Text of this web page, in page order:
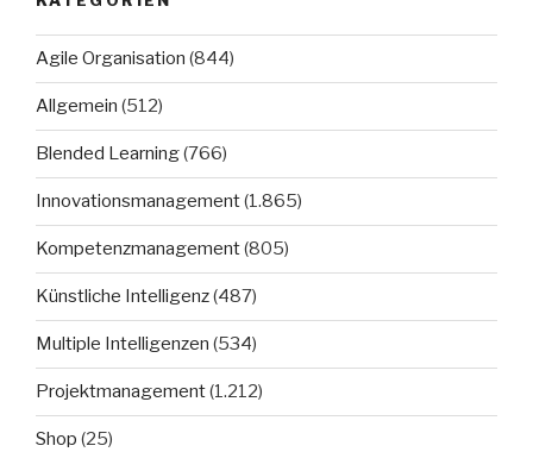
Agile Organisation (844)
Allgemein (512)
Blended Learning(766)
Innovationsmanagement(1.865)
Kompetenzmanagement(805)
Künstliche Intelligenz(487)
Multiple Intelligenzen (534)
Projektmanagement(1.212)
Shop (25)